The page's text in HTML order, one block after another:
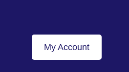
My Account